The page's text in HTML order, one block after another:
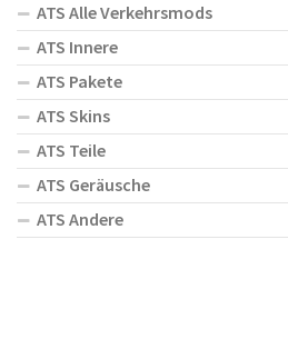
ATS Alle Verkehrsmods
ATS Innere
ATS Pakete
ATS Skins
ATS Teile
ATS Geräusche
ATS Andere